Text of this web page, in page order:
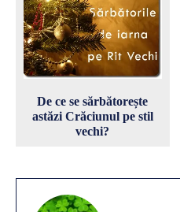
De ce se sărbătorește
astăzi Crăciunul pe stil
vechi?